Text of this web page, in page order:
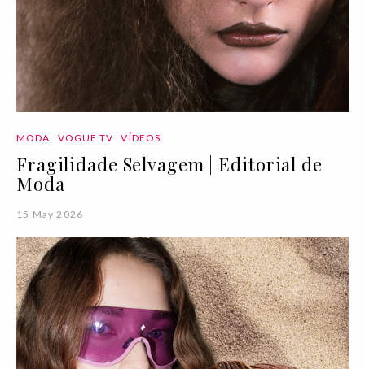
MODA VOGUE TV VÍDEOS
Fragilidade Selvagem | Editorial de
Moda
15 May 2026